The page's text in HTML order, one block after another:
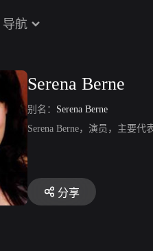
导航
Serena Berne
别名： Serena Berne
Serena Berne，演员，主要代
分享